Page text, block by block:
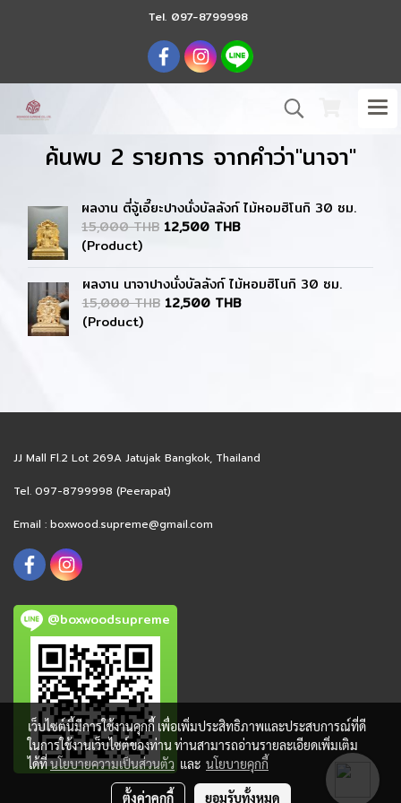
Tel. 097-8799998
ค้นพบ 2 รายการ จากคำว่า"นาจา"
ผลงาน ตี่จู้เอี๊ยะปางนั่งบัลลังก์ ไม้หอมฮิโนกิ 30 ซม.
15,000 THB 12,500 THB
(Product)
ผลงาน นาจาปางนั่งบัลลังก์ ไม้หอมฮิโนกิ 30 ซม.
15,000 THB 12,500 THB
(Product)
JJ Mall Fl.2 Lot 269A Jatujak Bangkok, Thailand
Tel. 097-8799998 (Peerapat)
Email : boxwood.supreme@gmail.com
@boxwoodsupreme
เว็บไซต์นี้มีการใช้งานคุกกี้ เพื่อเพิ่มประสิทธิภาพและประสบการณ์ที่ดี
ในการใช้งานเว็บไซต์ของท่าน ท่านสามารถอ่านรายละเอียดเพิ่มเติม
ได้ที่นโยบายความเป็นส่วนตัว และ นโยบายคุกกี้
ตั้งค่าคุกกี้ ยอมรับทั้งหมด